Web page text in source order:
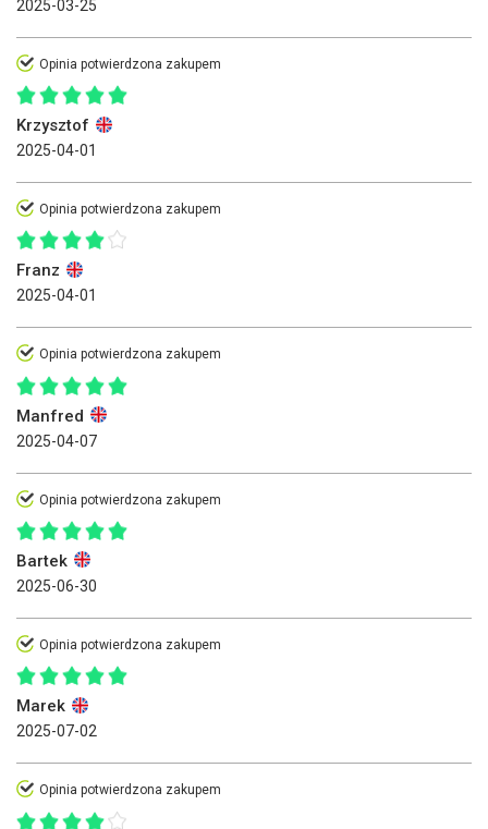
2025-03-25
Opinia potwierdzona zakupem
Krzysztof
2025-04-01
Opinia potwierdzona zakupem
Franz
2025-04-01
Opinia potwierdzona zakupem
Manfred
2025-04-07
Opinia potwierdzona zakupem
Bartek
2025-06-30
Opinia potwierdzona zakupem
Marek
2025-07-02
Opinia potwierdzona zakupem